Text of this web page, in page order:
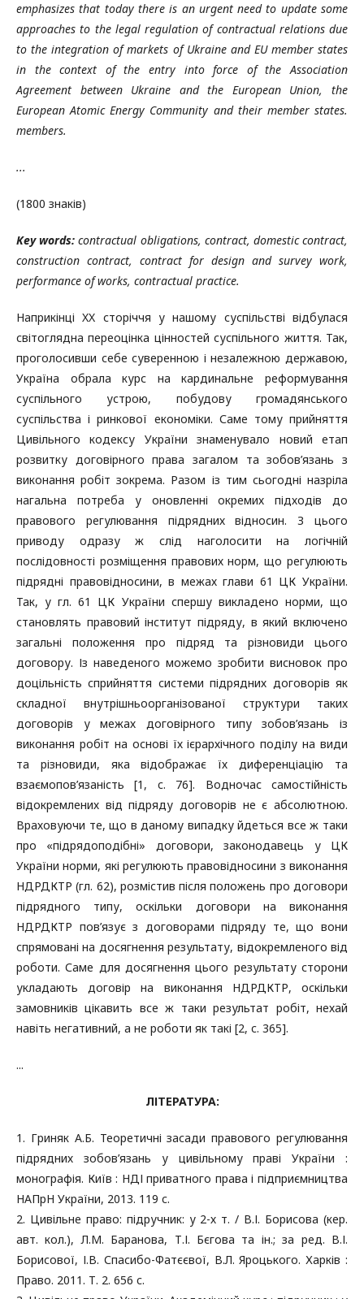
emphasizes that today there is an urgent need to update some
approaches to the legal regulation of contractual relations due
to the integration of markets of Ukraine and EU member states
in the context of the entry into force of the Association
Agreement between Ukraine and the European Union, the
European Atomic Energy Community and their member states.
members.
...
(1800 знаків)
Key words: contractual obligations, contract, domestic contract,
construction contract, contract for design and survey work,
performance of works, contractual practice.
Наприкінці XX сторіччя у нашому суспільстві відбулася
світоглядна переоцінка цінностей суспільного життя. Так,
проголосивши себе суверенною і незалежною державою,
Україна обрала курс на кардинальне реформування
суспільного устрою, побудову громадянського
суспільства і ринкової економіки. Саме тому прийняття
Цивільного кодексу України знаменувало новий етап
розвитку договірного права загалом та зобов’язань з
виконання робіт зокрема. Разом із тим сьогодні назріла
нагальна потреба у оновленні окремих підходів до
правового регулювання підрядних відносин. З цього
приводу одразу ж слід наголосити на логічній
послідовності розміщення правових норм, що регулюють
підрядні правовідносини, в межах глави 61 ЦК України.
Так, у гл. 61 ЦК України спершу викладено норми, що
становлять правовий інститут підряду, в який включено
загальні положення про підряд та різновиди цього
договору. Із наведеного можемо зробити висновок про
доцільність сприйняття системи підрядних договорів як
складної внутрішньоорганізованої структури таких
договорів у межах договірного типу зобов’язань із
виконання робіт на основі їх ієрархічного поділу на види
та різновиди, яка відображає їх диференціацію та
взаємопов’язаність [1, c. 76]. Водночас самостійність
відокремлених від підряду договорів не є абсолютною.
Враховуючи те, що в даному випадку йдеться все ж таки
про «підрядоподібні» договори, законодавець у ЦК
України норми, які регулюють правовідносини з виконання
НДРДКТР (гл. 62), розмістив після положень про договори
підрядного типу, оскільки договори на виконання
НДРДКТР пов’язує з договорами підряду те, що вони
спрямовані на досягнення результату, відокремленого від
роботи. Саме для досягнення цього результату сторони
укладають договір на виконання НДРДКТР, оскільки
замовників цікавить все ж таки результат робіт, нехай
навіть негативний, а не роботи як такі [2, c. 365].
...
ЛІТЕРАТУРА:
1. Гриняк А.Б. Теоретичні засади правового регулювання
підрядних зобов’язань у цивільному праві України :
монографія. Київ : НДІ приватного права і підприємництва
НАПрН України, 2013. 119 c.
2. Цивільне право: підручник: у 2-х т. / В.І. Борисова (кер.
авт. кол.), Л.М. Баранова, Т.І. Бєгова та ін.; за ред. В.І.
Борисової, І.В. Спасибо-Фатєєвої, В.Л. Яроцького. Харків :
Право. 2011. Т. 2. 656 c.